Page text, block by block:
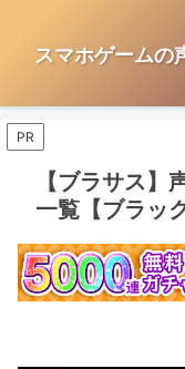
スマホゲームの
PR
【ブラサス
一覧【ブラッ